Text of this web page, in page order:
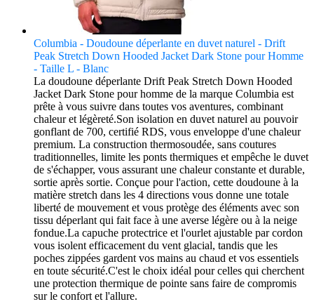
Columbia - Doudoune déperlante en duvet naturel - Drift
Peak Stretch Down Hooded Jacket Dark Stone pour Homme
- Taille L - Blanc
La doudoune déperlante Drift Peak Stretch Down Hooded
Jacket Dark Stone pour homme de la marque Columbia est
prête à vous suivre dans toutes vos aventures, combinant
chaleur et légèreté.Son isolation en duvet naturel au pouvoir
gonflant de 700, certifié RDS, vous enveloppe d'une chaleur
premium. La construction thermosoudée, sans coutures
traditionnelles, limite les ponts thermiques et empêche le duvet
de s'échapper, vous assurant une chaleur constante et durable,
sortie après sortie. Conçue pour l'action, cette doudoune à la
matière stretch dans les 4 directions vous donne une totale
liberté de mouvement et vous protège des éléments avec son
tissu déperlant qui fait face à une averse légère ou à la neige
fondue.La capuche protectrice et l'ourlet ajustable par cordon
vous isolent efficacement du vent glacial, tandis que les
poches zippées gardent vos mains au chaud et vos essentiels
en toute sécurité.C'est le choix idéal pour celles qui cherchent
une protection thermique de pointe sans faire de compromis
sur le confort et l'allure.